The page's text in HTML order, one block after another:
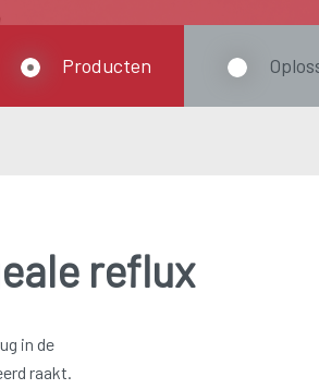
Producten
reflux
in de
raakt.